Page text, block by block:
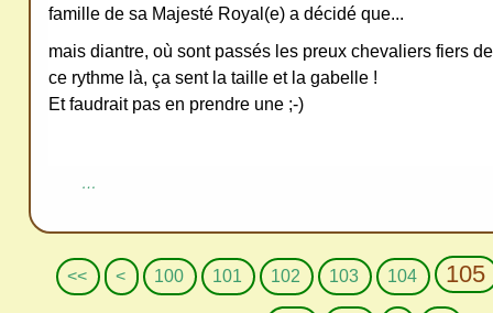
famille de sa Majesté Royal(e) a décidé que...
mais diantre, où sont passés les preux chevaliers fiers
ce rythme là, ça sent la taille et la gabelle !
Et faudrait pas en prendre une ;-)
…
<< < 100 101 102 103 104 105